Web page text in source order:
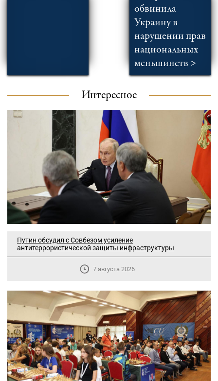
обвинила
Украину в
нарушении прав
национальных
меньшинств >
Интересное
Путин обсудил с Совбезом усиление
антитеррористической защиты инфраструктуры
7 августа 2026